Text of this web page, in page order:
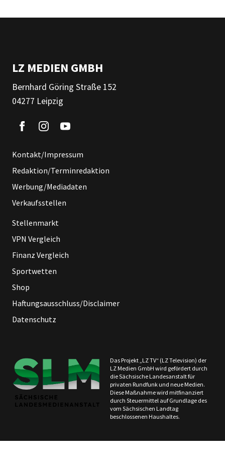
LZ MEDIEN GMBH
Bernhard Göring Straße 152
04277 Leipzig
Kontakt/Impressum
Redaktion/Terminredaktion
Werbung/Mediadaten
Verkaufsstellen
Stellenmarkt
VPN Vergleich
Finanz Vergleich
Sportwetten
Shop
Haftungsausschluss/Disclaimer
Datenschutz
Das Projekt „LZ TV“ (LZ Television) der
LZ Medien GmbH wird gefördert durch
die Sächsische Landesanstalt für
privaten Rundfunk und neue Medien.
Diese Maßnahme wird mitfinanziert
durch Steuermittel auf Grundlage des
vom Sächsischen Landtag
beschlossenen Haushaltes.